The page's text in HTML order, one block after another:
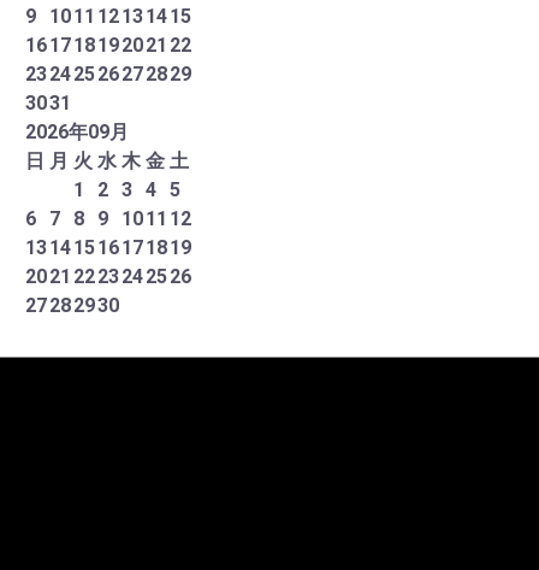
9
1011 12131415
161718192021 22
23242526272829
3031
2026年09月
日 月 火 水 木 金 土
1
2 3 4 5
6
7 8 9 1011 12
13141516171819
2021 2223242526
27282930